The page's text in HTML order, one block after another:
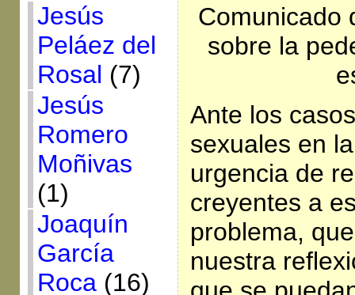
Jesús
Peláez del
Rosal (7)
Jesús
Romero
Moñivas
(1)
Joaquín
García
Roca(16)
Comunicado
sobre la
Ante los
sexuales en
urgencia de
creyentes a
problema,
nuestra